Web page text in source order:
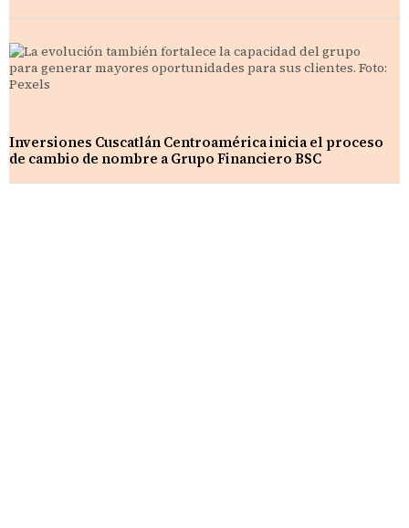
Inversiones Cuscatlán Centroamérica inicia el proceso
de cambio de nombre a Grupo Financiero BSC